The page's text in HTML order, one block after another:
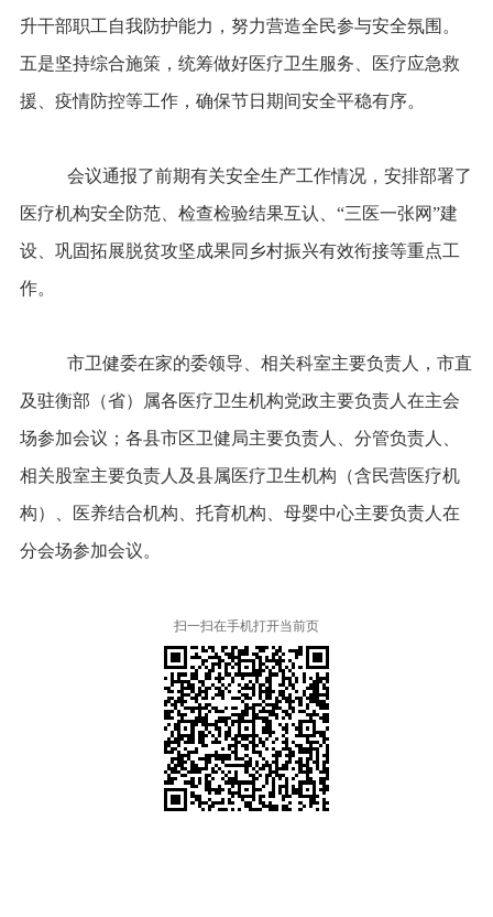
升干部职工自我防护能力，努力营造全民参与安全氛围。
五是坚持综合施策，统筹做好医疗卫生服务、医疗应急救
援、疫情防控等工作，确保节日期间安全平稳有序。
会议通报了前期有关安全生产工作情况，安排部署了
医疗机构安全防范、检查检验结果互认、 “三医一张网”建
设、巩固拓展脱贫攻坚成果同乡村振兴有效衔接等重点工
作。
市卫健委在家的委领导、相关科室主要负责人，市直
及驻衡部（省）属各医疗卫生机构党政主要负责人在主会
场参加会议；各县市区卫健局主要负责人、分管负责人、
相关股室主要负责人及县属医疗卫生机构（含民营医疗机
构）、医养结合机构、托育机构、母婴中心主要负责人在
分会场参加会议。
扫一扫在手机打开当前页